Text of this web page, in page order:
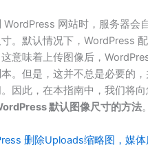
WordPress 网站时，服务器会
。默认情况下，WordPress
意味着上传图像后，
。但是，这并不总是必要的，
因此，在本指南中，我们将
默认图像尺寸的方法。
删除Uploads缩略图，媒